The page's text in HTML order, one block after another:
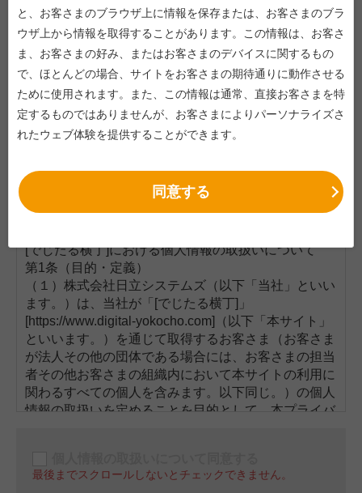
下「日立システムズ」といいます）が、お客さまに対して当
社サービス・商品を販売することを目的として運営するECサ
イトです。
お客さまは、本サイトを利用するための諸条件を定めた
「でじたる横丁利用規約」（以下「本利用規約」といいま
す）に同意いただくことにより、本サイトの利用を申し込み
ます。
第１章 通則
第１条（用語の定義）
ます。
(1) 「当社サービス・商品」とは、日立システムズが本サイト
で提供する売切サービス・商品または継続サービス・商品を
いいます。
(2) 「売切サービス・商品」とは、導入時の初期費用の支払の
みにより利用が可能になるクラウドサービス等、継続的な利
用料金または売買代金等の支払が発生しない物品、ソフトウ
ェア、サービスその他の商品をいいます。
(3) 「継続サービス・商品」とは、利用期間中に継続的な利用
(4) 「お客さま」とは、本サイトを利用して当社サービス・商
利用規約に同意する
個人情報の取扱いについての確認
[でじたる横丁]における個人情報の取扱いについて
第1条（目的・定義）
（１）株式会社日立システムズ（以下「当社」といい
ます。）は、当社が「[でじたる横丁]」
[https://www.digital-yokocho.com]（以下「本サイト」
といいます。）を通じて取得するお客さま（お客さま
が法人その他の団体である場合には、お客さまの担当
者その他お客さまの組織内において本サイトの利用に
関わるすべての個人を含みます。以下同じ。）の個人
情報の取扱いを定めることを目的として、本プライバ
成し、お客さまが本サイトを利用する際に適用されま
最後までスクロールしないとチェックできません。
と、お客さまのブラウザ上に情報を保存または、お客さまのブラ
ウザ上から情報を取得することがあります。この情報は、お客さ
ま、お客さまの好み、またはお客さまのデバイスに関するもの
で、ほとんどの場合、サイトをお客さまの期待通りに動作させる
ために使用されます。また、この情報は通常、直接お客さまを特
定するものではありませんが、お客さまによりパーソナライズさ
れたウェブ体験を提供することができます。
同意する